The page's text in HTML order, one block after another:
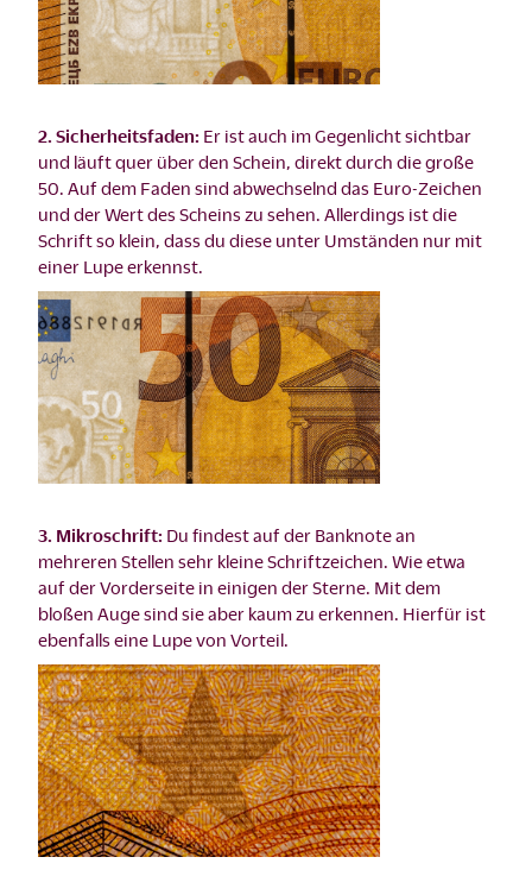
2. Sicherheitsfaden: Er ist auch im Gegenlicht sichtbar
und läuft quer über den Schein, direkt durch die große
50. Auf dem Faden sind abwechselnd das Euro-Zeichen
und der Wert des Scheins zu sehen. Allerdings ist die
Schrift so klein, dass du diese unter Umständen nur mit
einer Lupe erkennst.
3. Mikroschrift: Du findest auf der Banknote an
mehreren Stellen sehr kleine Schriftzeichen. Wie etwa
auf der Vorderseite in einigen der Sterne. Mit dem
bloßen Auge sind sie aber kaum zu erkennen. Hierfür ist
ebenfalls eine Lupe von Vorteil.